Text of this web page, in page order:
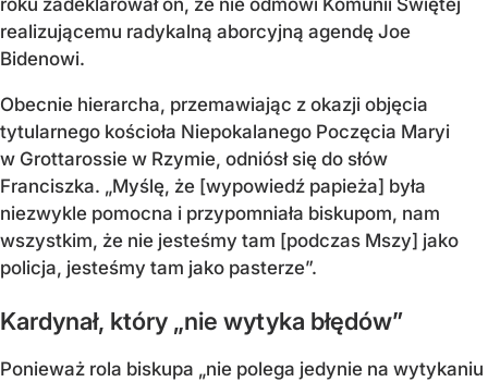
realizującemu radykalną aborcyjną agendę Joe
Bidenowi.
Obecnie hierarcha, przemawiając z okazji objęcia
tytularnego kościoła Niepokalanego Poczęcia Maryi
w Grottarossie w Rzymie, odniósł się do słów
Franciszka. „Myślę, że [wypowiedź papieża] była
niezwykle pomocna i przypomniała biskupom, nam
wszystkim, że nie jesteśmy tam [podczas Mszy] jako
policja, jesteśmy tam jako pasterze”.
Kardynał, który „nie wytyka błędów”
Ponieważ rola biskupa „nie polega jedynie na wytykaniu